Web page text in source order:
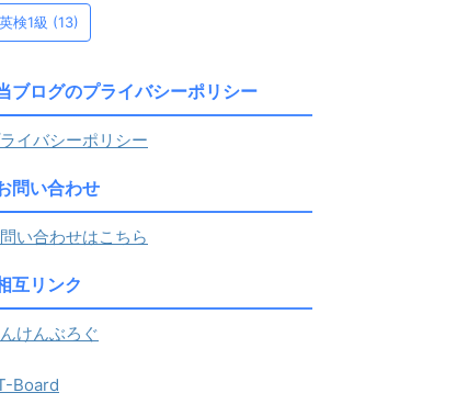
英検1級 (13)
ブログのプライバシーポリシー
イバシーポリシー
問い合わせ
い合わせはこちら
互リンク
けんぶろぐ
Board